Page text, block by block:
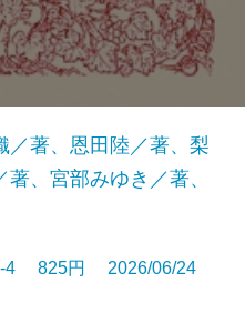
／著、恩田陸／著、梨
、宮部みゆき／著、
4 825円 2026/06/24